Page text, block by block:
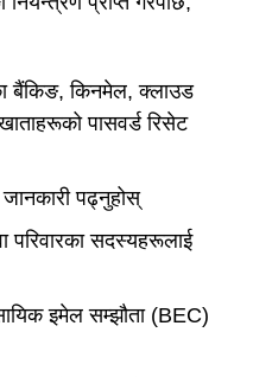
बैंकिङ, किनमेल, क्लाउड
पासवर्ड रिसेट
पढ्नुहोस्
परिवारका सदस्यहरूलाई
इमेल सम्झौता (BEC)